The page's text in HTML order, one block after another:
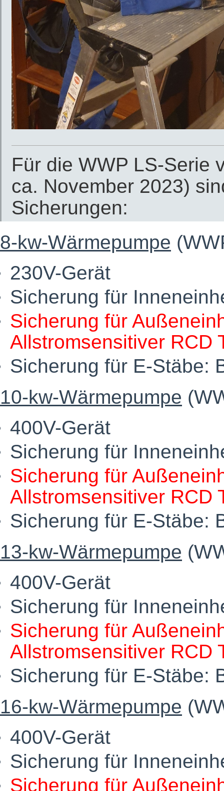
Für die WWP LS-Serie
ca. November 2023)
Sicherungen:
8-kw-Wärmepumpe
230V-Gerät
Sicherung für
Sicherung für
Allstromsensitiver RCD
Sicherung für E-Stäbe:
10-kw-Wärmepumpe
400V-Gerät
Sicherung für
Sicherung für
Allstromsensitiver RCD
Sicherung für E-Stäbe:
13-kw-Wärmepumpe
400V-Gerät
Sicherung für
Sicherung für
Allstromsensitiver RCD
Sicherung für E-Stäbe:
16-kw-Wärmepumpe
400V-Gerät
Sicherung für
Sicherung für